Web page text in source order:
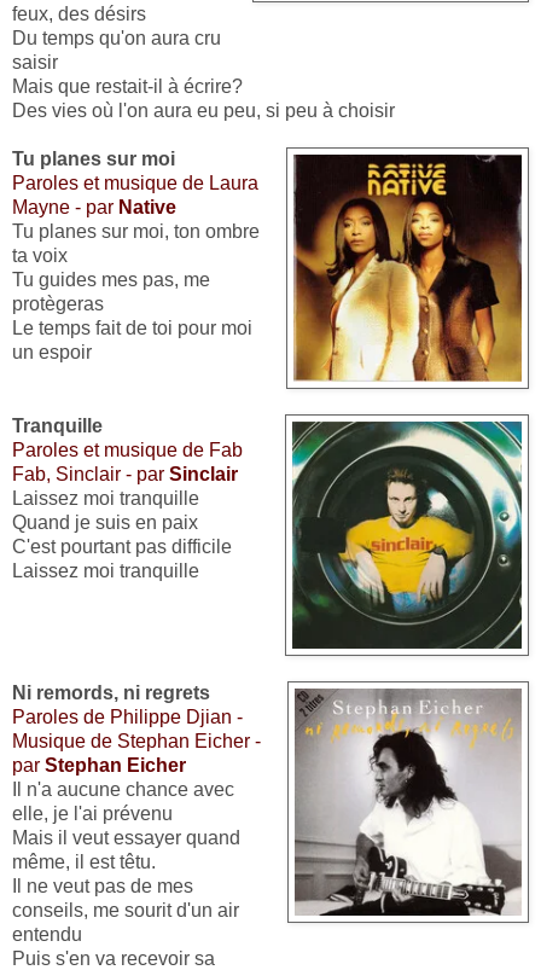
feux, des désirs
Du temps qu'on aura cru
saisir
Mais que restait-il à écrire?
Des vies où l'on aura eu peu, si peu à choisir
Tu planes sur moi
Paroles et musique de Laura
Mayne - par Native
Tu planes sur moi, ton ombre
ta voix
Tu guides mes pas, me
protègeras
Le temps fait de toi pour moi
un espoir
Tranquille
Paroles et musique de Fab
Fab, Sinclair - par Sinclair
Laissez moi tranquille
Quand je suis en paix
C'est pourtant pas difficile
Laissez moi tranquille
Ni remords, ni regrets
Paroles de Philippe Djian -
Musique de Stephan Eicher -
par Stephan Eicher
Il n'a aucune chance avec
elle, je l'ai prévenu
Mais il veut essayer quand
même, il est têtu.
Il ne veut pas de mes
conseils, me sourit d'un air
entendu
Puis s'en va recevoir sa